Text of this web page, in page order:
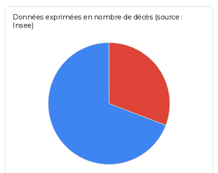
Données exprimées en nombre de décès (source :
Insee)